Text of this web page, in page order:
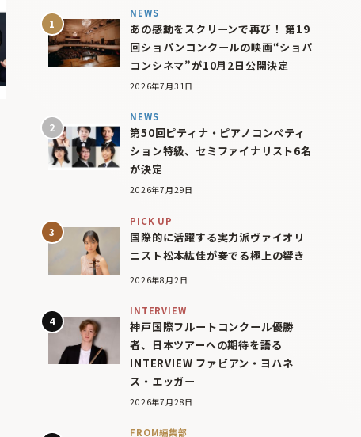
NEWS
あの感動をスクリーンで再び！ 第19
回ショパンコンクールの映画“ショパ
コンシネマ”が10月2日公開決定
2026年7月31日
NEWS
第50回ピティナ・ピアノコンペティ
ション特級、セミファイナリスト6名
が決定
2026年7月29日
PICK UP
国際的に活躍する実力派ヴァイオリ
ニスト松本紘佳が奏でる極上の響き
2026年8月2日
INTERVIEW
神戸国際フルートコンクール優勝
者、日本ツアーへの期待を語る
INTERVIEW ファビアン・ヨハネ
ス・エッガー
2026年7月28日
FROM編集部